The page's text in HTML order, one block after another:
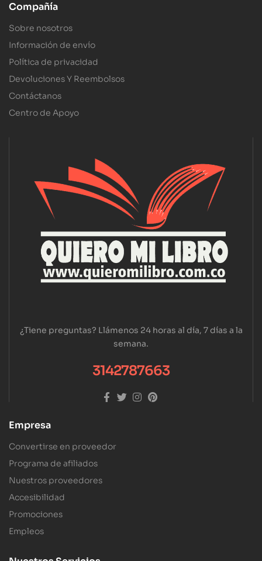
Compañía
Sobre nosotros
Información de envío
Política de privacidad
Devoluciones Y Reembolsos
Contáctanos
Centro de Apoyo
¿Tiene preguntas? Llámenos 24 horas al día, 7 días a la
semana.
3142787663
Empresa
Convertirse en proveedor
Programa de afiliados
Nuestros proveedores
Accesibilidad
Promociones
Empleos